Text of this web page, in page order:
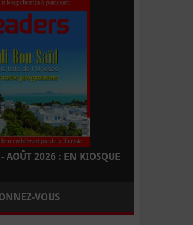
AOÛT 2026 : EN KIOSQUE
VOUS